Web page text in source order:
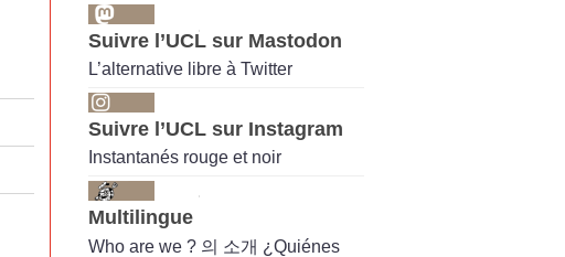
Suivre l’UCL sur Mastodon
L’alternative libre à Twitter
Suivre l’UCL sur Instagram
Instantanés rouge et noir
Multilingue
Who are we ? 의 소개 ¿Quiénes